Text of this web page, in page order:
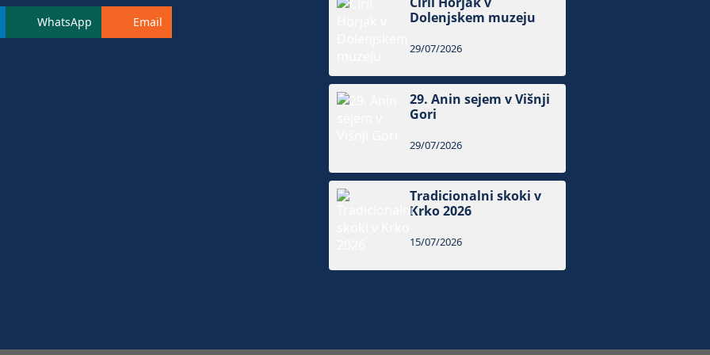
WhatsApp Email
Dolenjskem muzeju
29/07/2026
29. Anin sejem v Višnji
Gori
29/07/2026
Tradicionalni skoki v
Krko 2026
15/07/2026